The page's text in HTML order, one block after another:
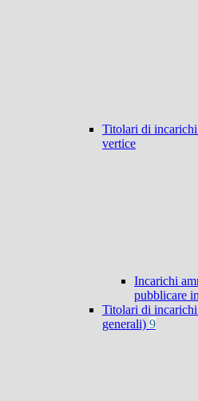
Titolari di
vertice
Incarichi
pubblicare
Titolari di
generali) 9